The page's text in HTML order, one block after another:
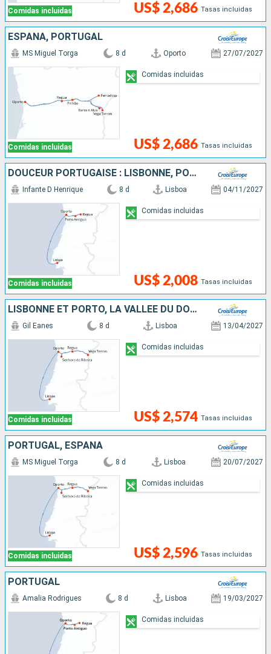
Comidas incluidas US$ 2,686 Tasas incluidas
ESPAÑA, PORTUGAL
Comidas incluidas
MS Miguel Torga 8 d Oporto 27/07/2027
US$ 2,686 Tasas incluidas
Comidas incluidas
DOUCEUR PORTUGAISE : LISBONNE, PORTO & LA VALLÉE DU DOURO
Comidas incluidas
Infante D Henrique 8 d Lisboa 04/11/2027
US$ 2,008 Tasas incluidas
Comidas incluidas
LISBONNE ET PORTO, LA VALLÉE DU DOURO
Comidas incluidas
Gil Eanes 8 d Lisboa 13/04/2027
US$ 2,574 Tasas incluidas
Comidas incluidas
PORTUGAL, ESPAÑA
Comidas incluidas
MS Miguel Torga 8 d Lisboa 20/07/2027
US$ 2,596 Tasas incluidas
Comidas incluidas
PORTUGAL
Amalia Rodrigues 8 d Lisboa 19/03/2027
Comidas incluidas